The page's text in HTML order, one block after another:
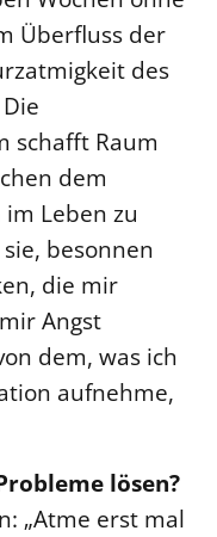
Überfluss der
des
schafft Raum
dem
Leben zu
besonnen
die mir
Angst
dem, was ich
aufnehme,
lösen?
„Atme erst mal